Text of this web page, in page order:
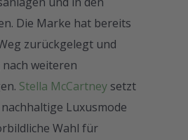
Die Marke hat bereits
zurückgelegt und
weiteren
Stella McCartney setzt
Luxusmode
Wahl für